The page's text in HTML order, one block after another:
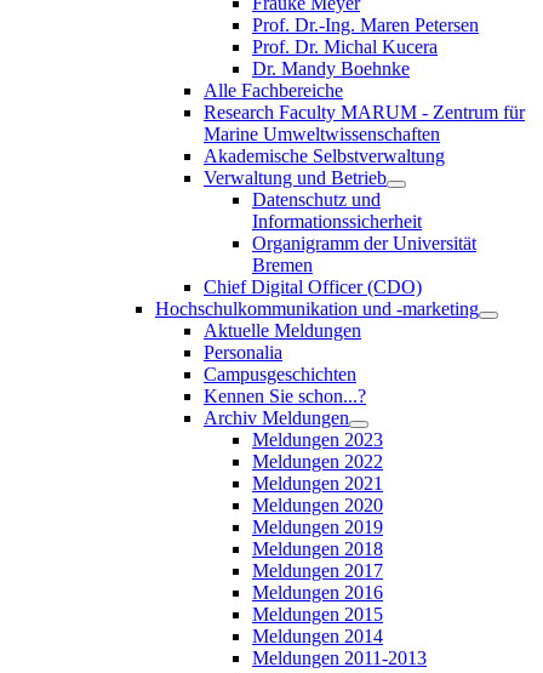
Prof. Dr.-Ing. Maren Petersen
Prof. Dr. Michal Kucera
Dr. Mandy Boehnke
Alle Fachbereiche
Research Faculty MARUM - Zentrum für
Marine Umweltwissenschaften
Akademische Selbstverwaltung
Verwaltung und Betrieb
Datenschutz und
Informationssicherheit
Organigramm der Universität
Bremen
Chief Digital Officer (CDO)
Hochschulkommunikation und -marketing
Aktuelle Meldungen
Personalia
Campusgeschichten
Kennen Sie schon...?
Archiv Meldungen
Meldungen 2023
Meldungen 2022
Meldungen 2021
Meldungen 2020
Meldungen 2019
Meldungen 2018
Meldungen 2017
Meldungen 2016
Meldungen 2015
Meldungen 2014
Meldungen 2011-2013